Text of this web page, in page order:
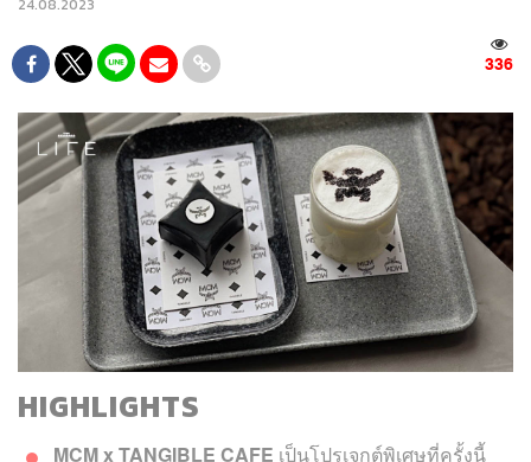
24.08.2023
336
HIGHLIGHTS
MCM x TANGIBLE CAFE เป็นโปรเจกต์พิเศษที่ครั้งนี้